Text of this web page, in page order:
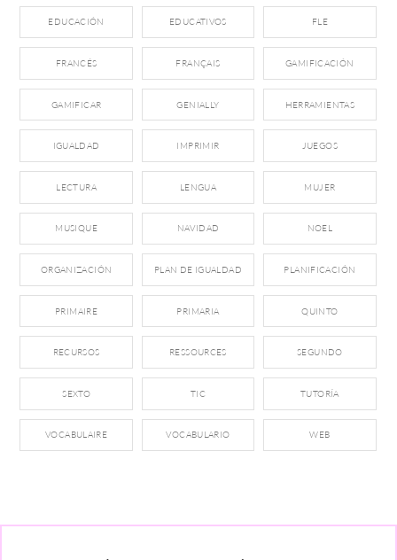
EDUCACIÓN EDUCATIVOS FLE
FRANCÉS FRANÇAIS GAMIFICACIÓN
GAMIFICAR GENIALLY HERRAMIENTAS
IGUALDAD IMPRIMIR JUEGOS
LECTURA LENGUA MUJER
MUSIQUE NAVIDAD NOEL
ORGANIZACIÓN PLAN DE IGUALDAD PLANIFICACIÓN
PRIMAIRE PRIMARIA QUINTO
RECURSOS RESSOURCES SEGUNDO
SEXTO TIC TUTORÍA
VOCABULAIRE VOCABULARIO WEB